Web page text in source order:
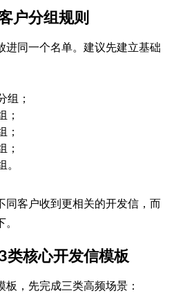
户分组规则
进同一个名单。建议先建立基础
组；
；
；
；
同客户收到更相关的开发信，而
类核心开发信模板
，先完成三类高频场景：